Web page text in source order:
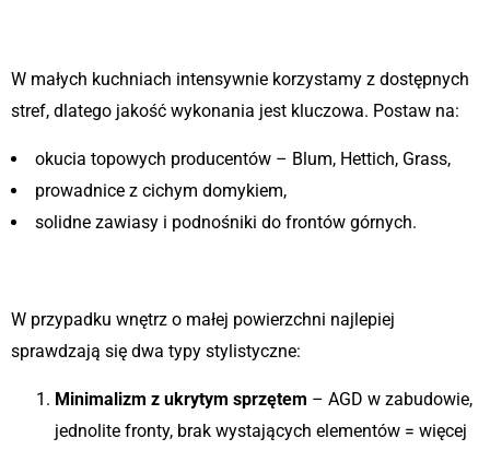
W małych kuchniach intensywnie korzystamy z dostępnych
stref, dlatego jakość wykonania jest kluczowa. Postaw na:
okucia topowych producentów – Blum, Hettich, Grass,
prowadnice z cichym domykiem,
solidne zawiasy i podnośniki do frontów górnych.
W przypadku wnętrz o małej powierzchni najlepiej
sprawdzają się dwa typy stylistyczne:
Minimalizm z ukrytym sprzętem – AGD w zabudowie,
jednolite fronty, brak wystających elementów = więcej